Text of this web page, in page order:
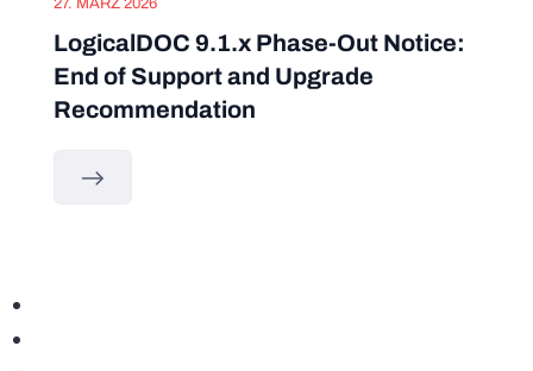
27. MÄRZ 2026
LogicalDOC 9.1.x Phase-Out Notice:
End of Support and Upgrade
Recommendation